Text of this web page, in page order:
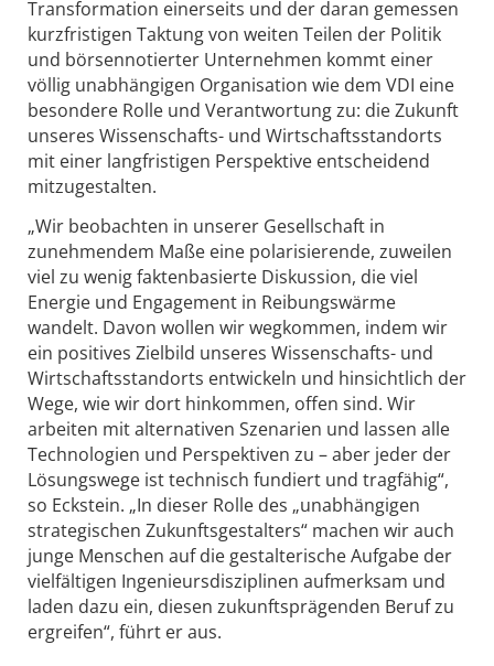
Transformation einerseits und der daran gemessen
kurzfristigen Taktung von weiten Teilen der Politik
und börsennotierter Unternehmen kommt einer
völlig unabhängigen Organisation wie dem VDI eine
besondere Rolle und Verantwortung zu: die Zukunft
unseres Wissenschafts- und Wirtschaftsstandorts
mit einer langfristigen Perspektive entscheidend
mitzugestalten.
„Wir beobachten in unserer Gesellschaft in
zunehmendem Maße eine polarisierende, zuweilen
viel zu wenig faktenbasierte Diskussion, die viel
Energie und Engagement in Reibungswärme
wandelt. Davon wollen wir wegkommen, indem wir
ein positives Zielbild unseres Wissenschafts- und
Wirtschaftsstandorts entwickeln und hinsichtlich der
Wege, wie wir dort hinkommen, offen sind. Wir
arbeiten mit alternativen Szenarien und lassen alle
Technologien und Perspektiven zu – aber jeder der
Lösungswege ist technisch fundiert und tragfähig“,
so Eckstein. „In dieser Rolle des „unabhängigen
strategischen Zukunftsgestalters“ machen wir auch
junge Menschen auf die gestalterische Aufgabe der
vielfältigen Ingenieursdisziplinen aufmerksam und
laden dazu ein, diesen zukunftsprägenden Beruf zu
ergreifen“, führt er aus.